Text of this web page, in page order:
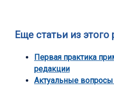
Еще статьи из этого
Первая практика
редакции
Актуальные вопросы